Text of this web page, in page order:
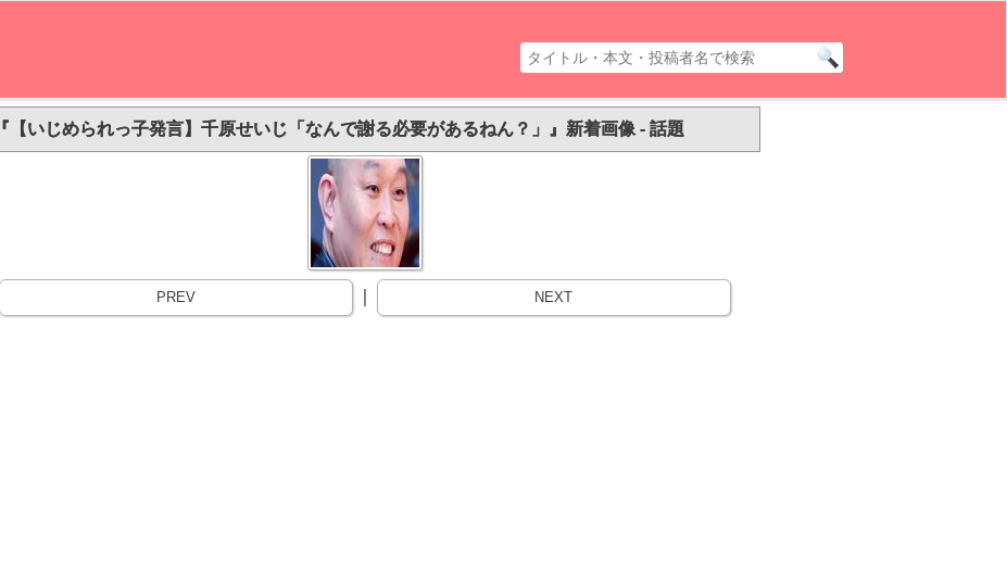
『【いじめられっ子発言】千原せいじ「なんで謝る必要があるねん？」』新着画像 - 話題
PREV NEXT